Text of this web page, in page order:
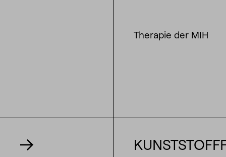
Therapie der MIH